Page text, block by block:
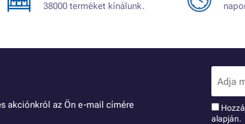
38000 terméket kínálunk.
akciónkról az Ön e-mail címére
alapján.